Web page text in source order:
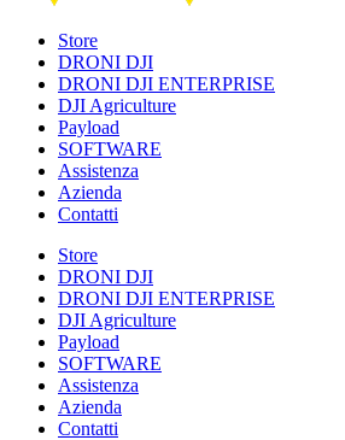
Store
DRONI DJI
DRONI DJI ENTERPRISE
DJI Agriculture
Payload
SOFTWARE
Assistenza
Azienda
Contatti
Store
DRONI DJI
DRONI DJI ENTERPRISE
DJI Agriculture
Payload
SOFTWARE
Assistenza
Azienda
Contatti